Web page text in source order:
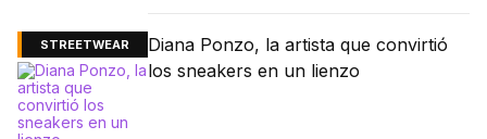
STREETWEAR
Diana Ponzo, la artista que convirtió
los sneakers en un lienzo